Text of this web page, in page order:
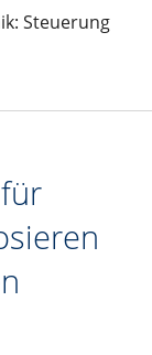
Steuerung